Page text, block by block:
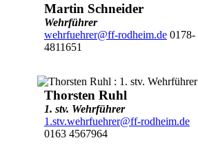
Martin Schneider
Wehrführer
wehrfuehrer@ff-rodheim.de0178-
4811651
Thorsten Ruhl
1. stv. Wehrführer
1.stv.wehrfuehrer@ff-rodheim.de
0163 4567964